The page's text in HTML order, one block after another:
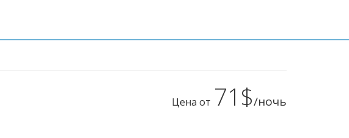
Цена от 71$/ночь